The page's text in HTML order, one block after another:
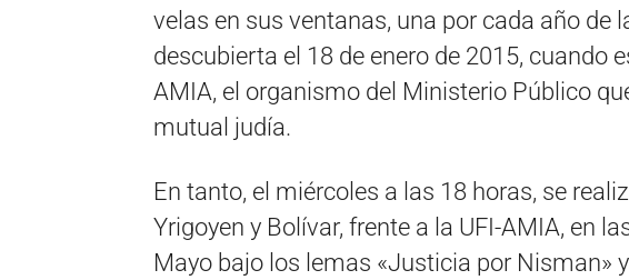
velas en sus ventanas, una por cada año de
descubierta el 18 de enero de 2015, cuando
AMIA, el organismo del Ministerio Público
mutual judía.
En tanto, el miércoles a las 18 horas, se
Yrigoyen y Bolívar, frente a la UFI-AMIA, en
Mayo bajo los lemas «Justicia por Nisman»